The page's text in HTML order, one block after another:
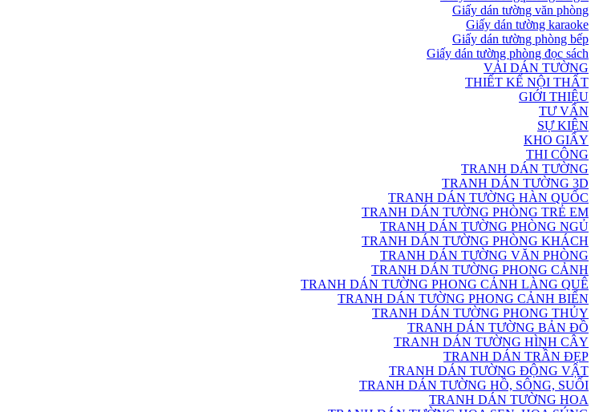
Giấy dán tường văn phòng
Giấy dán tường karaoke
Giấy dán tường phòng bếp
Giấy dán tường phòng đọc sách
VẢI DÁN TƯỜNG
THIẾT KẾ NỘI THẤT
GIỚI THIỆU
TƯ VẤN
SỰ KIỆN
KHO GIẤY
THI CÔNG
TRANH DÁN TƯỜNG
TRANH DÁN TƯỜNG 3D
TRANH DÁN TƯỜNG HÀN QUỐC
TRANH DÁN TƯỜNG PHÒNG TRẺ EM
TRANH DÁN TƯỜNG PHÒNG NGỦ
TRANH DÁN TƯỜNG PHÒNG KHÁCH
TRANH DÁN TƯỜNG VĂN PHÒNG
TRANH DÁN TƯỜNG PHONG CẢNH
TRANH DÁN TƯỜNG PHONG CẢNH LÀNG QUÊ
TRANH DÁN TƯỜNG PHONG CẢNH BIỂN
TRANH DÁN TƯỜNG PHONG THỦY
TRANH DÁN TƯỜNG BẢN ĐỒ
TRANH DÁN TƯỜNG HÌNH CÂY
TRANH DÁN TRẦN ĐẸP
TRANH DÁN TƯỜNG ĐỘNG VẬT
TRANH DÁN TƯỜNG HỒ, SÔNG, SUỐI
TRANH DÁN TƯỜNG HOA